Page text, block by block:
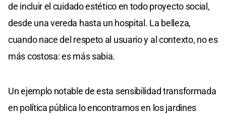
de incluir el cuidado estético en todo proyecto social,
desde una vereda hasta un hospital. La belleza,
cuando nace del respeto al usuario y al contexto, no es
más costosa: es más sabia.
Un ejemplo notable de esta sensibilidad transformada
en política pública lo encontramos en los jardines